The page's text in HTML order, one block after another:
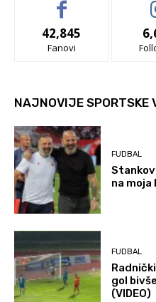
42,845
Fanovi
NAJNOVIJE SPORTSKE
FUDBAL
na moja
FUDBAL
gol
(VIDEO)